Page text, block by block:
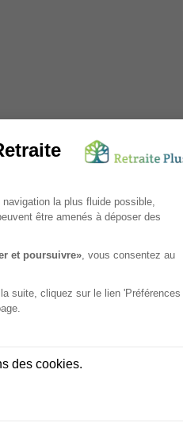
est une oasis de tranquillité
où se mêlent histoire,
internet et raccordement
un suivi des soins et une
direct à un splendide jardin,
grâce à la présence d'un
un office religieux
alliant le charme d'un
complète, le tout au cœur